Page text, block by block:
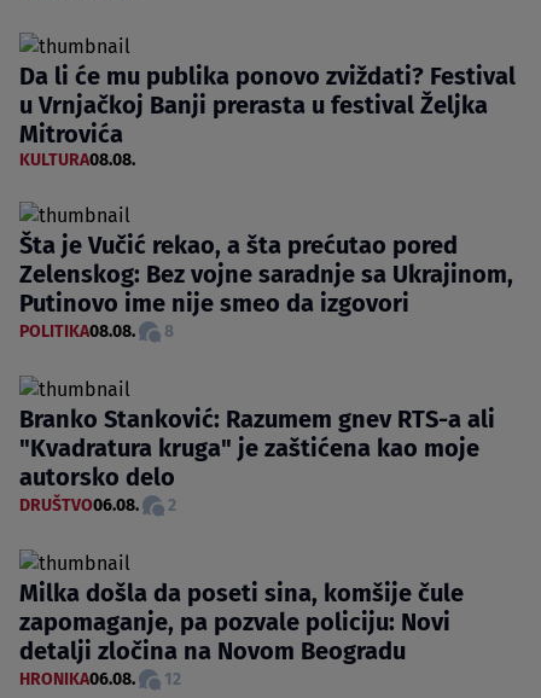
Da li će mu publika ponovo zviždati? Festival
u Vrnjačkoj Banji prerasta u festival Željka
Mitrovića
KULTURA08.08.
Šta je Vučić rekao, a šta prećutao pored
Zelenskog: Bez vojne saradnje sa Ukrajinom,
Putinovo ime nije smeo da izgovori
POLITIKA08.08. 8
Branko Stanković: Razumem gnev RTS-a ali
"Kvadratura kruga" je zaštićena kao moje
autorsko delo
DRUŠTVO06.08. 2
Milka došla da poseti sina, komšije čule
zapomaganje, pa pozvale policiju: Novi
detalji zločina na Novom Beogradu
HRONIKA06.08. 12